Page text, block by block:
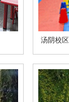
汤阴校区